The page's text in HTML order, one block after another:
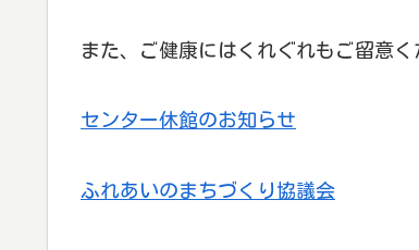
また、ご健康にはくれぐれもご留意
センター休館のお知らせ
ふれあいのまちづくり協議会